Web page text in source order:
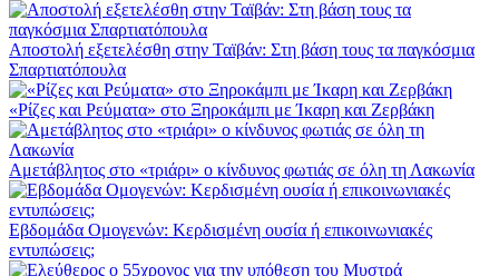
Αποστολή εξετελέσθη στην Ταϊβάν: Στη βάση τους τα παγκόσμια
Σπαρτιατόπουλα
«Ρίζες και Ρεύματα» στο Ξηροκάμπι με Ίκαρη και Ζερβάκη
Αμετάβλητος στο «τριάρι» ο κίνδυνος φωτιάς σε όλη τη Λακωνία
Εβδομάδα Ομογενών: Κερδισμένη ουσία ή επικοινωνιακές
εντυπώσεις;